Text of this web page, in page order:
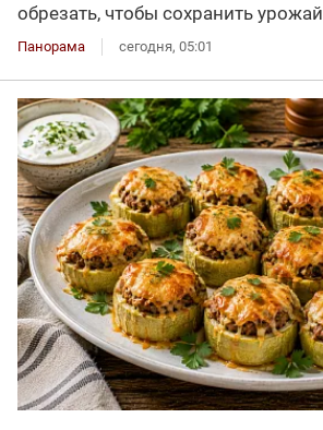
обрезать, чтобы сохранить урожай
Панорама сегодня, 05:01